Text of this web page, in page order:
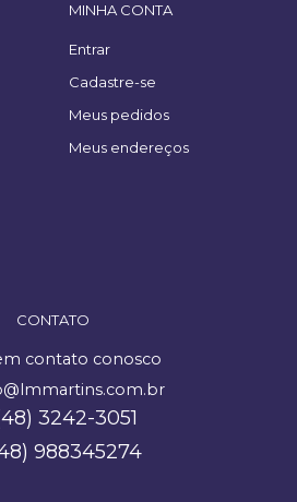
MINHA CONTA
Entrar
Cadastre-se
Meus pedidos
Meus endereços
CONTATO
contato conosco
3242-3051
988345274